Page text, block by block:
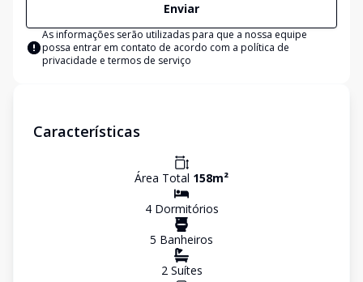
Enviar
As informações serão utilizadas para que a nossa equipe
possa entrar em contato de acordo com a política de
privacidade e termos de serviço
Características
Área Total 158m²
4Dormitórios
5 Banheiros
2Suítes